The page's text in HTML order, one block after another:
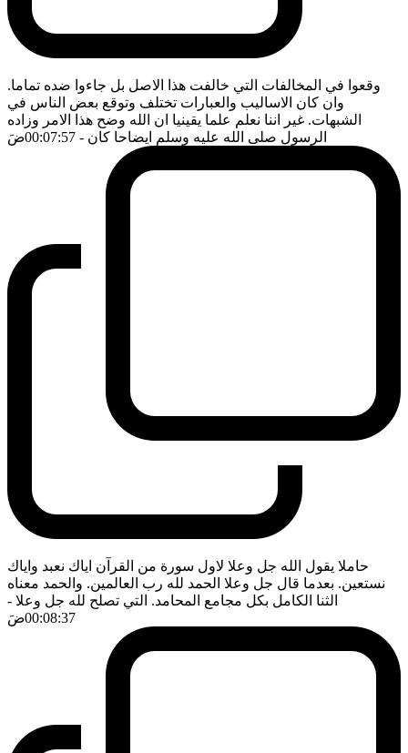
وقعوا في المخالفات التي خالفت هذا الاصل بل جاءوا ضده تماما.
وان كان الاساليب والعبارات تختلف وتوقع بعض الناس في
الشبهات. غير اننا نعلم علما يقينيا ان الله وضح هذا الامر وزاده
الرسول صلى الله عليه وسلم ايضاحا كان - 00:07:57 ضَ
حاملا يقول الله جل وعلا لاول سورة من القرآن اياك نعبد واياك
نستعين. بعدما قال جل وعلا الحمد لله رب العالمين. والحمد معناه
الثنا الكامل بكل مجامع المحامد. التي تصلح لله جل وعلا -
00:08:37ضَ